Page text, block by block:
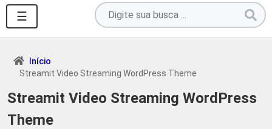
☰
Pesquise
por
produtos
...
Início
Streamit Video Streaming WordPress Theme
Streamit Video Streaming WordPress
Theme